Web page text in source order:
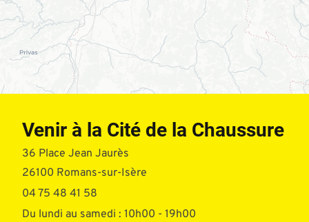
Venir à la Cité de la Chaussure
36 Place Jean Jaurès
26100 Romans-sur-Isère
04 75 48 41 58
Du lundi au samedi : 10h00 - 19h00